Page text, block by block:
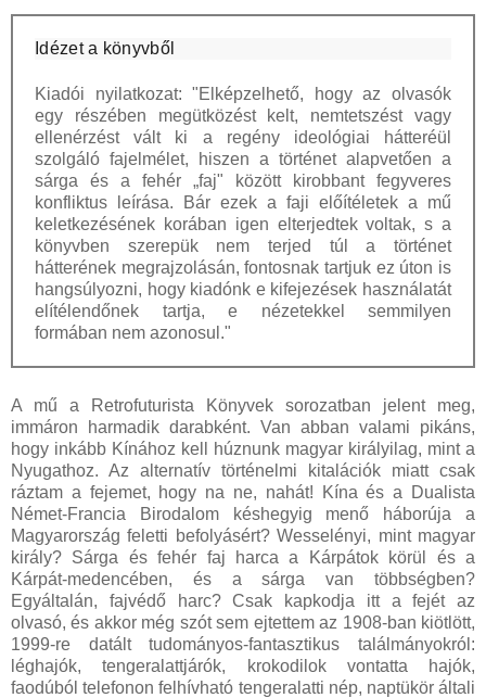
Idézet a könyvből
Kiadói nyilatkozat: "Elképzelhető, hogy az olvasók
egy részében megütközést kelt, nemtetszést vagy
ellenérzést vált ki a regény ideológiai hátteréül
szolgáló fajelmélet, hiszen a történet alapvetően a
sárga és a fehér „faj" között kirobbant fegyveres
konfliktus leírása. Bár ezek a faji előítéletek a mű
keletkezésének korában igen elterjedtek voltak, s a
könyvben szerepük nem terjed túl a történet
hátterének megrajzolásán, fontosnak tartjuk ez úton is
hangsúlyozni, hogy kiadónk e kifejezések használatát
elítélendőnek tartja, e nézetekkel semmilyen
formában nem azonosul."
A mű a Retrofuturista Könyvek sorozatban jelent meg,
immáron harmadik darabként. Van abban valami pikáns,
hogy inkább Kínához kell húznunk magyar királyilag, mint a
Nyugathoz. Az alternatív történelmi kitalációk miatt csak
ráztam a fejemet, hogy na ne, nahát! Kína és a Dualista
Német-Francia Birodalom késhegyig menő háborúja a
Magyarország feletti befolyásért? Wesselényi, mint magyar
király? Sárga és fehér faj harca a Kárpátok körül és a
Kárpát-medencében, és a sárga van többségben?
Egyáltalán, fajvédő harc? Csak kapkodja itt a fejét az
olvasó, és akkor még szót sem ejtettem az 1908-ban kiötlött,
1999-re datált tudományos-fantasztikus találmányokról:
léghajók, tengeralattjárók, krokodilok vontatta hajók,
faodúból telefonon felhívható tengeralatti nép, naptükör általi